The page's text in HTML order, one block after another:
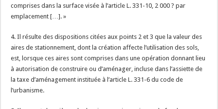
comprises dans la surface visée à l’article L. 331-10, 2 000 ? par
emplacement […]. »
4. Il résulte des dispositions citées aux points 2 et 3 que la valeur des
aires de stationnement, dont la création affecte l’utilisation des sols,
est, lorsque ces aires sont comprises dans une opération donnant lieu
à autorisation de construire ou d’aménager, incluse dans l’assiette de
la taxe d’aménagement instituée à l’article L. 331-6 du code de
l’urbanisme.